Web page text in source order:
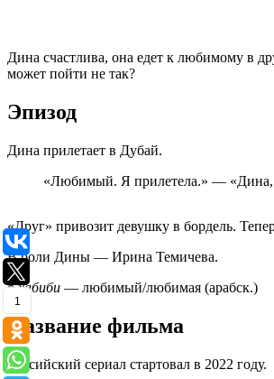
Дина счастлива, она едет к любимому в
может пойти не так?
Эпизод
Дина прилетает в Дубай.
«Любимый. Я прилетела.» — «Дина,
«Друг» привозит девушку в бордель.
В роли Дины — Ирина Темичева.
*хабиби — любимый/любимая (арабск.)
Название фильма
Российский сериал стартовал в 2022 году.
1